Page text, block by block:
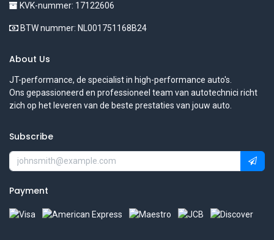
KVK-nummer: 17122606
BTW nummer: NL001751168B24
About Us
JT-performance, de specialist in high-performance auto's.
Ons gepassioneerd en professioneel team van autotechnici richt
zich op het leveren van de beste prestaties van jouw auto.
Subscribe
Payment